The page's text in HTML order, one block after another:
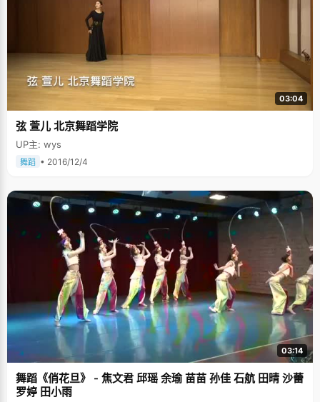
03:04
弦 萱儿 北京舞蹈学院
UP主: wys
舞蹈 • 2016/12/4
03:14
舞蹈《俏花旦》 - 焦文君 邱瑶 余瑜 苗苗 孙佳 石航 田晴 沙蕾
罗婷 田小雨